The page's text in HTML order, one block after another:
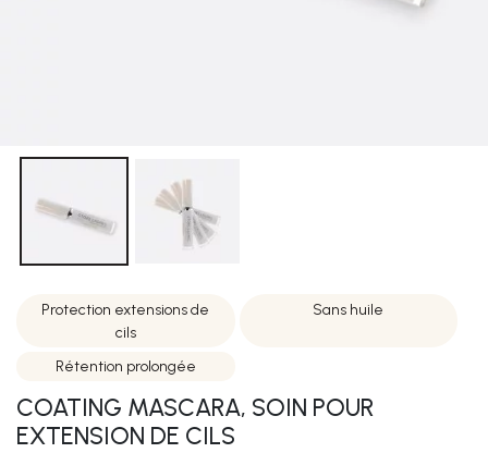
Protection extensions de
cils
Sans huile
Rétention prolongée
COATING MASCARA, SOIN POUR
EXTENSION DE CILS